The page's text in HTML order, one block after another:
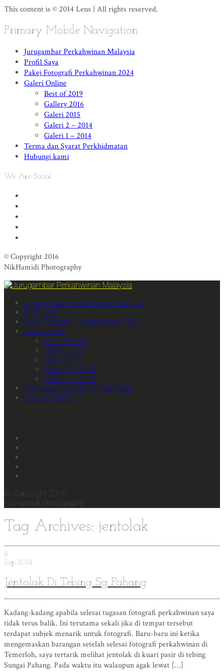
This content is © 2014 Lens | All rights reserved.
Primary Mobile Navigation
Jurugambar Perkahwinan Malaysia
Profil Saya
Pakej Fotografi Perkahwinan 2024
Galeri Online
Best of 2019
Gallery 2016
Galeri 2015
Galeri 2 – 2014
Galeri 1 – 2014
Terma dan Syarat Perkhidmatan
Hubungi kami
We Are Social
© Copyright 2016
NikHamidi Photography
Jurugambar Perkahwinan Malaysia
Profil Saya
Pakej Fotografi Perkahwinan 2024
Galeri Online
Best of 2019
Gallery 2016
Galeri 2015
Galeri 2 – 2014
Galeri 1 – 2014
Terma dan Syarat Perkhidmatan
Hubungi kami
© Copyright 2016
NikHamidi Photography
Tag Archives: jentolak
9
Sep 2014
Jentolak Di Tebing Sg Pahang
Kadang-kadang apabila selesai tugasan fotografi perkahwinan saya
tidak terus balik. Ini terutama sekali jika di tempat tersebut
terdapat subjek menarik untuk fotografi. Baru-baru ini ketika
mengemaskan barangan setelah selesai fotografi perkahwinan di
Temerloh, saya tertarik melihat jentolak di kuari pasir di tebing
Sungai Pahang. Pada waktu itu walaupun agak lewat […]